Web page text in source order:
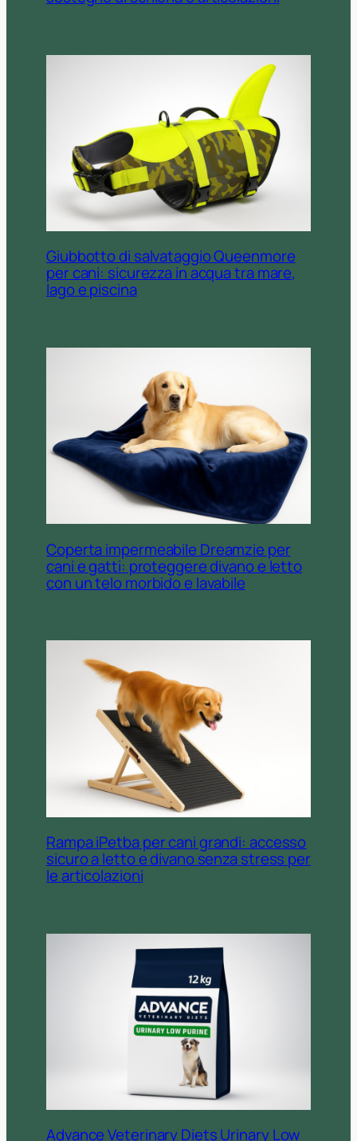
Giubbotto di salvataggio Queenmore
per cani: sicurezza in acqua tra mare,
lago e piscina
Coperta impermeabile Dreamzie per
cani e gatti: proteggere divano e letto
con un telo morbido e lavabile
Rampa iPetba per cani grandi: accesso
sicuro a letto e divano senza stress per
le articolazioni
Advance Veterinary Diets Urinary Low